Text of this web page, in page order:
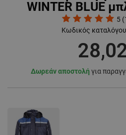
WINTER BLUE
5 (
Κωδικός
Δωρεάν αποστολή για